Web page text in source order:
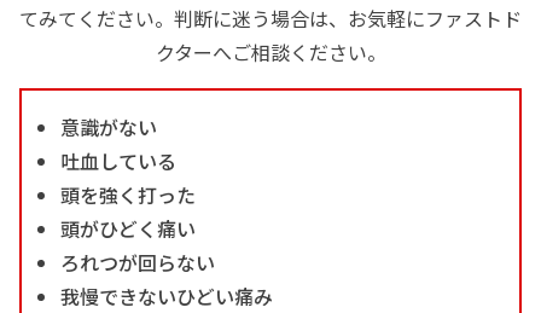
てみてください。判断に迷う場合は、お気軽にファストド
クターへご相談ください。
意識がない
吐血している
頭を強く打った
頭がひどく痛い
ろれつが回らない
我慢できないひどい痛み